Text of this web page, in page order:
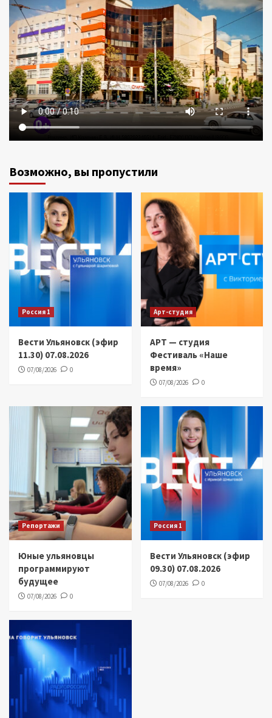
Возможно, вы пропустили
Россия 1
Вести Ульяновск (эфир
11.30) 07.08.2026
07/08/2026 0
Арт-студия
АРТ — студия
Фестиваль «Наше
время»
07/08/2026 0
Репортажи
Юные ульяновцы
программируют
будущее
07/08/2026 0
Россия 1
Вести Ульяновск (эфир
09.30) 07.08.2026
07/08/2026 0